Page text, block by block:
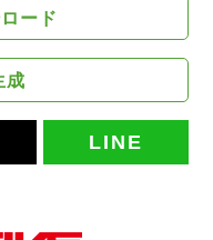
ード
成
LINE